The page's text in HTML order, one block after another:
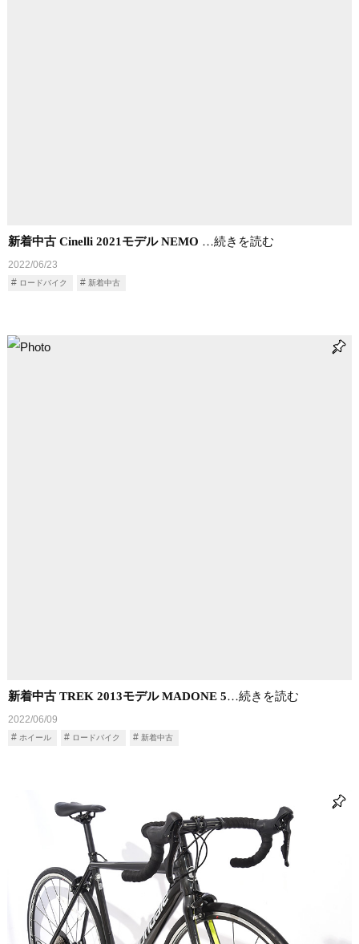
新着中古 Cinelli 2021モデル NEMO …続きを読む
2022/06/23
ロードバイク 新着中古
新着中古 TREK 2013モデル MADONE 5…続きを読む
2022/06/09
ホイール ロードバイク 新着中古